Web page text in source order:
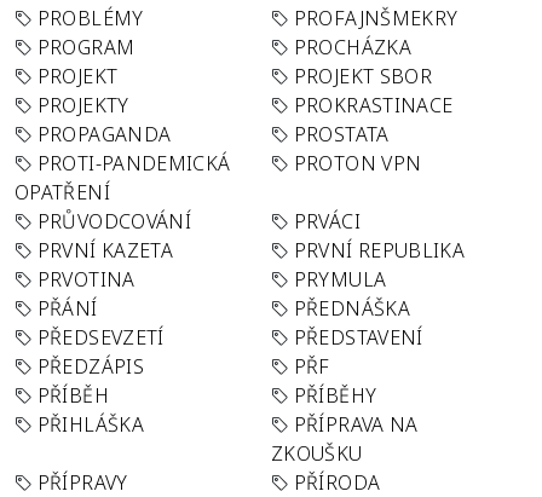
PROBLÉMY
PROFAJNŠMEKRY
PROGRAM
PROCHÁZKA
PROJEKT
PROJEKT SBOR
PROJEKTY
PROKRASTINACE
PROPAGANDA
PROSTATA
PROTI-PANDEMICKÁ
OPATŘENÍ
PROTON VPN
PRŮVODCOVÁNÍ
PRVÁCI
PRVNÍ KAZETA
PRVNÍ REPUBLIKA
PRVOTINA
PRYMULA
PŘÁNÍ
PŘEDNÁŠKA
PŘEDSEVZETÍ
PŘEDSTAVENÍ
PŘEDZÁPIS
PŘF
PŘÍBĚH
PŘÍBĚHY
PŘIHLÁŠKA
PŘÍPRAVA NA
ZKOUŠKU
PŘÍPRAVY
PŘÍRODA